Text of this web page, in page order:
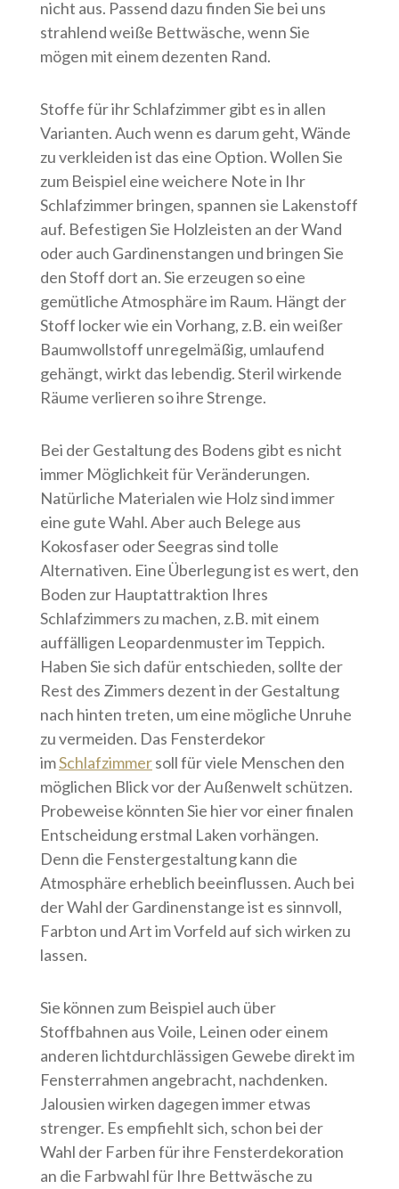
nicht aus. Passend dazu finden Sie bei uns
strahlend weiße Bettwäsche, wenn Sie
mögen mit einem dezenten Rand.
Stoffe für ihr Schlafzimmer gibt es in allen
Varianten. Auch wenn es darum geht, Wände
zu verkleiden ist das eine Option. Wollen Sie
zum Beispiel eine weichere Note in Ihr
Schlafzimmer bringen, spannen sie Lakenstoff
auf. Befestigen Sie Holzleisten an der Wand
oder auch Gardinenstangen und bringen Sie
den Stoff dort an. Sie erzeugen so eine
gemütliche Atmosphäre im Raum. Hängt der
Stoff locker wie ein Vorhang, z.B. ein weißer
Baumwollstoff unregelmäßig, umlaufend
gehängt, wirkt das lebendig. Steril wirkende
Räume verlieren so ihre Strenge.
Bei der Gestaltung des Bodens gibt es nicht
immer Möglichkeit für Veränderungen.
Natürliche Materialen wie Holz sind immer
eine gute Wahl. Aber auch Belege aus
Kokosfaser oder Seegras sind tolle
Alternativen. Eine Überlegung ist es wert, den
Boden zur Hauptattraktion Ihres
Schlafzimmers zu machen, z.B. mit einem
auffälligen Leopardenmuster im Teppich.
Haben Sie sich dafür entschieden, sollte der
Rest des Zimmers dezent in der Gestaltung
nach hinten treten, um eine mögliche Unruhe
zu vermeiden. Das Fensterdekor
imSchlafzimmersoll für viele Menschen den
möglichen Blick vor der Außenwelt schützen.
Probeweise könnten Sie hier vor einer finalen
Entscheidung erstmal Laken vorhängen.
Denn die Fenstergestaltung kann die
Atmosphäre erheblich beeinflussen. Auch bei
der Wahl der Gardinenstange ist es sinnvoll,
Farbton und Art im Vorfeld auf sich wirken zu
lassen.
Sie können zum Beispiel auch über
Stoffbahnen aus Voile, Leinen oder einem
anderen lichtdurchlässigen Gewebe direkt im
Fensterrahmen angebracht, nachdenken.
Jalousien wirken dagegen immer etwas
strenger. Es empfiehlt sich, schon bei der
Wahl der Farben für ihre Fensterdekoration
an die Farbwahl für Ihre Bettwäsche zu